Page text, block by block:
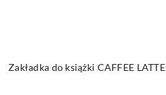
Zakładka do książki CAFFEE LATTE